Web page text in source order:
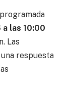
las 10:00
Las
respuesta